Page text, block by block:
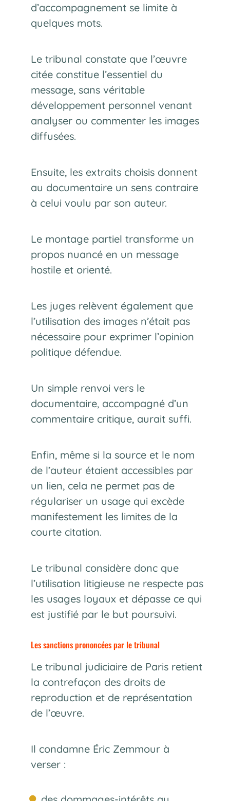
d’accompagnement se limite à
quelques mots.
Le tribunal constate que l’œuvre
citée constitue l’essentiel du
message, sans véritable
développement personnel venant
analyser ou commenter les images
diffusées.
Ensuite, les extraits choisis donnent
au documentaire un sens contraire
à celui voulu par son auteur.
Le montage partiel transforme un
propos nuancé en un message
hostile et orienté.
Les juges relèvent également que
l’utilisation des images n’était pas
nécessaire pour exprimer l’opinion
politique défendue.
Un simple renvoi vers le
documentaire, accompagné d’un
commentaire critique, aurait suffi.
Enfin, même si la source et le nom
de l’auteur étaient accessibles par
un lien, cela ne permet pas de
régulariser un usage qui excède
manifestement les limites de la
courte citation.
Le tribunal considère donc que
l’utilisation litigieuse ne respecte pas
les usages loyaux et dépasse ce qui
est justifié par le but poursuivi.
Les sanctions prononcées par le tribunal
Le tribunal judiciaire de Paris retient
la contrefaçon des droits de
reproduction et de représentation
de l’œuvre.
Il condamne Éric Zemmour à
verser :